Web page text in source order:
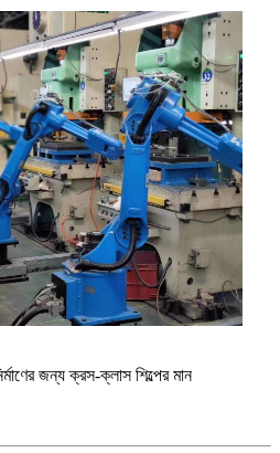
জন্য ক্রস-ক্লাস শিল্পের মান